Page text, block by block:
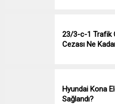
23/3-c-1 Trafik
Cezası Ne
Hyundai Kona
Sağlandı?